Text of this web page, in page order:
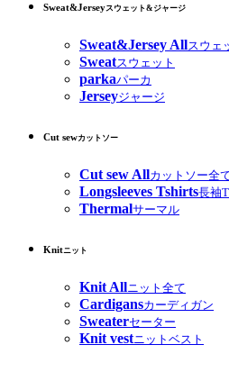
Sweat&Jerseyスウェット&ジャージ
Sweat&Jersey Allスウェ
Sweatスウェット
parkaパーカ
Jerseyジャージ
Cut sewカットソー
Cut sew Allカットソー全
Longsleeves Tshirts長袖
Thermalサーマル
Knitニット
Knit Allニット全て
Cardigansカーディガン
Sweaterセーター
Knit vestニットベスト